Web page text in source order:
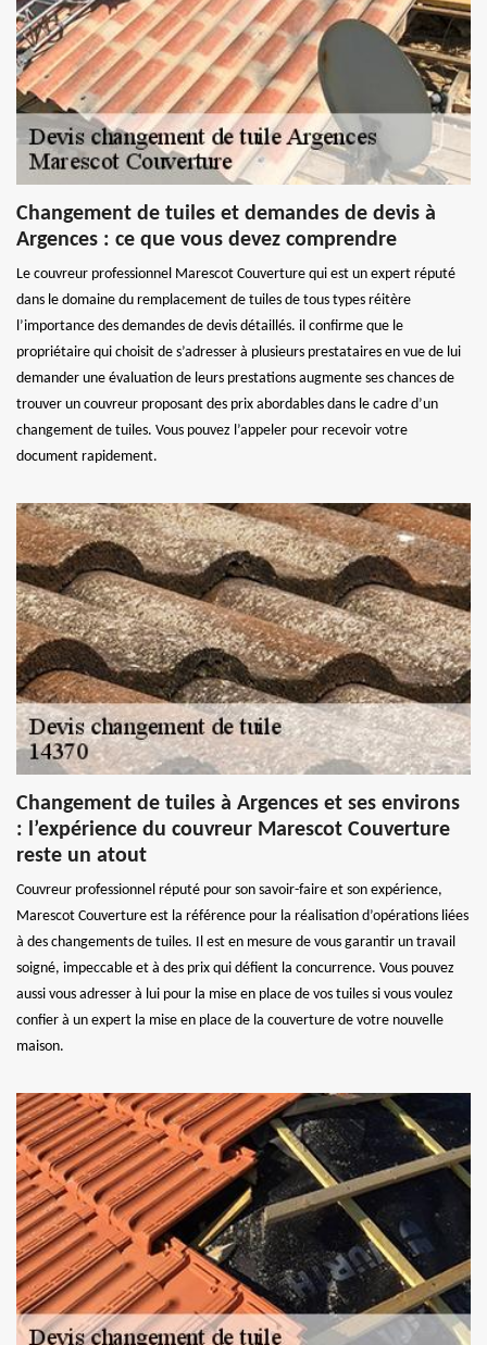
Changement de tuiles et demandes de devis à
Argences : ce que vous devez comprendre
Le couvreur professionnel Marescot Couverture qui est un expert réputé
dans le domaine du remplacement de tuiles de tous types réitère
l’importance des demandes de devis détaillés. il confirme que le
propriétaire qui choisit de s’adresser à plusieurs prestataires en vue de lui
demander une évaluation de leurs prestations augmente ses chances de
trouver un couvreur proposant des prix abordables dans le cadre d’un
changement de tuiles. Vous pouvez l’appeler pour recevoir votre
document rapidement.
Changement de tuiles à Argences et ses environs
: l’expérience du couvreur Marescot Couverture
reste un atout
Couvreur professionnel réputé pour son savoir-faire et son expérience,
Marescot Couverture est la référence pour la réalisation d’opérations liées
à des changements de tuiles. Il est en mesure de vous garantir un travail
soigné, impeccable et à des prix qui défient la concurrence. Vous pouvez
aussi vous adresser à lui pour la mise en place de vos tuiles si vous voulez
confier à un expert la mise en place de la couverture de votre nouvelle
maison.